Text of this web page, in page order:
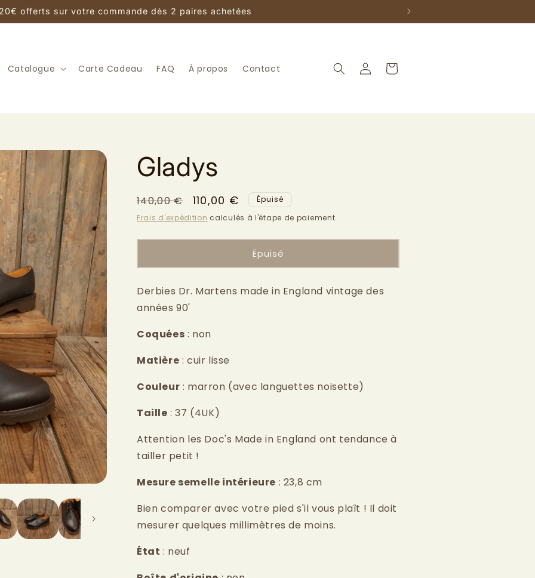
20€ offerts sur votre commande dès 2 paires achetées
Catalogue Carte Cadeau FAQ À propos Contact ConnexionPanier
Gladys
Prix
habituel
140,00 €
Prix
promotionnel
110,00 €
Épuisé
Frais d'expédition calculés à l'étape de paiement.
Épuisé
Derbies Dr. Martens made in England vintage des
années 90'
Coquées : non
Matière : cuir lisse
Couleur : marron (avec languettes noisette)
Taille : 37 (4UK)
Attention les Doc's Made in England ont tendance à
tailler petit !
Mesure semelle intérieure : 23,8 cm
Bien comparer avec votre pied s'il vous plaît ! Il doit
mesurer quelques millimètres de moins.
État : neuf